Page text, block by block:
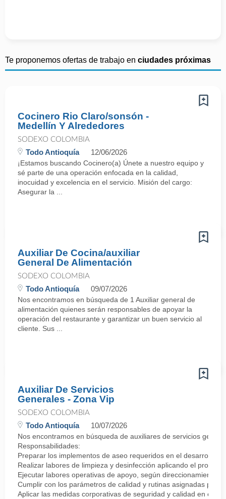
Te proponemos ofertas de trabajo en ciudades próximas
Cocinero Rio Claro/sonsón -
Medellín Y Alrededores
SODEXO COLOMBIA
Todo Antioquía 12/06/2026
¡Estamos buscando Cocinero(a) Únete a nuestro equipo y
sé parte de una operación enfocada en la calidad,
inocuidad y excelencia en el servicio. Misión del cargo:
Asegurar la ...
Auxiliar De Cocina/auxiliar
General De Alimentación
SODEXO COLOMBIA
Todo Antioquía 09/07/2026
Nos encontramos en búsqueda de 1 Auxiliar general de
alimentación quienes serán responsables de apoyar la
operación del restaurante y garantizar un buen servicio al
cliente. Sus ...
Auxiliar De Servicios
Generales - Zona Vip
SODEXO COLOMBIA
Todo Antioquía 10/07/2026
Nos encontramos en búsqueda de auxiliares de servicios
Responsabilidades:
Preparar los implementos de aseo requeridos en el desarrollo
Realizar labores de limpieza y desinfección aplicando el
Ejecutar labores operativas de apoyo, según direccionamiento
Cumplir con los parámetros de calidad y rutinas asignadas para
Aplicar las medidas corporativas de seguridad y calidad en el